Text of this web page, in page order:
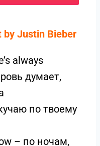
by Justin Bieber
always
думает,
по твоему
– по ночам,